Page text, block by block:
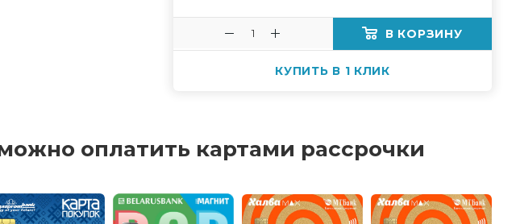
В КОРЗИНУ
КУПИТЬ В 1 КЛИК
оплатить картами рассрочки